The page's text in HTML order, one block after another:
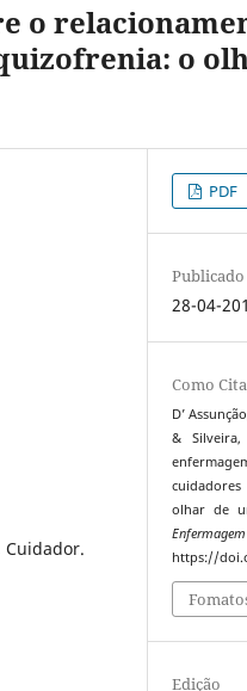
o
o
Cuidador.
PDF
Publicado
28-04-
Como
D’
&
olhar de
https://
Edição